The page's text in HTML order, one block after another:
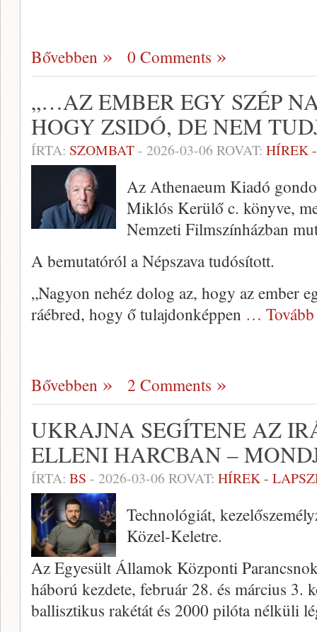
Bővebben 0 Comments
„…AZ EMBER EGY SZÉP
HOGY ZSIDÓ, DE NEM
ÍRTA: SZOMBAT- 2026-03-06 ROVAT: HÍREK
Az Athenaeum Kiadó
Miklós Kerülő c. könyve,
Nemzeti Filmszínházban
A bemutatóról a Népszava tudósított.
„Nagyon nehéz dolog az, hogy az ember
ráébred, hogy ő tulajdonképpen …
Bővebben 2 Comments
UKRAJNA SEGÍTENE AZ
ELLENI HARCBAN –
ÍRTA: BS - 2026-03-06 ROVAT: HÍREK -
Technológiát,
Közel-Keletre.
Az Egyesült Államok Központi
háború kezdete, február 28. és március 3.
ballisztikus rakétát és 2000 pilóta nélküli